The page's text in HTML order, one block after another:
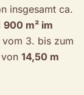
insgesamt ca.
900 m² im
vom 3. bis zum
14,50 m